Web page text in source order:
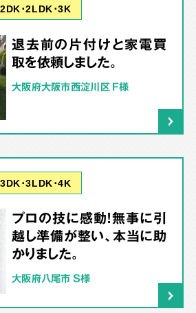
2DK･2LDK･3K
退去前の片付けと家電買
取を依頼しました。
大阪府大阪市西淀川区 F様
3DK･3LDK･4K
プロの技に感動！無事に引
越し準備が整い、本当に助
かりました。
大阪府八尾市 S様